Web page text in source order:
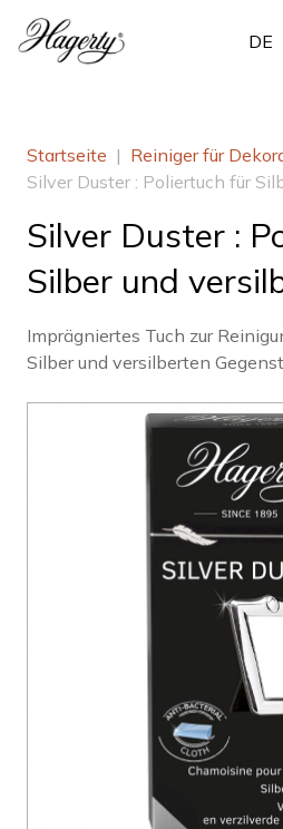
DE
Startseite | Reiniger für
Silver Duster : Poliertuch für
Silver Duster :
Silber und
Imprägniertes Tuch zur
Silber und versilberten